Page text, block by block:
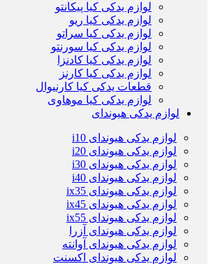
لوازم یدکی کیا پیکانتو
لوازم یدکی کیا ریو
لوازم یدکی کیا سراتو
لوازم یدکی کیا سورنتو
لوازم یدکی کیا کادنزا
لوازم یدکی کیا کارنز
قطعات یدکی کیا کارنیوال
لوازم یدکی کیا موهاوی
لوازم یدکی هیوندای
لوازم یدکی هیوندای i10
لوازم یدکی هیوندای i20
لوازم یدکی هیوندای i30
لوازم یدکی هیوندای i40
لوازم یدکی هیوندای ix35
لوازم یدکی هیوندای ix45
لوازم یدکی هیوندای ix55
لوازم یدکی هیوندای آزرا
لوازم یدکی هیوندای آوانته
لوازم یدکی هیوندای اکسنت